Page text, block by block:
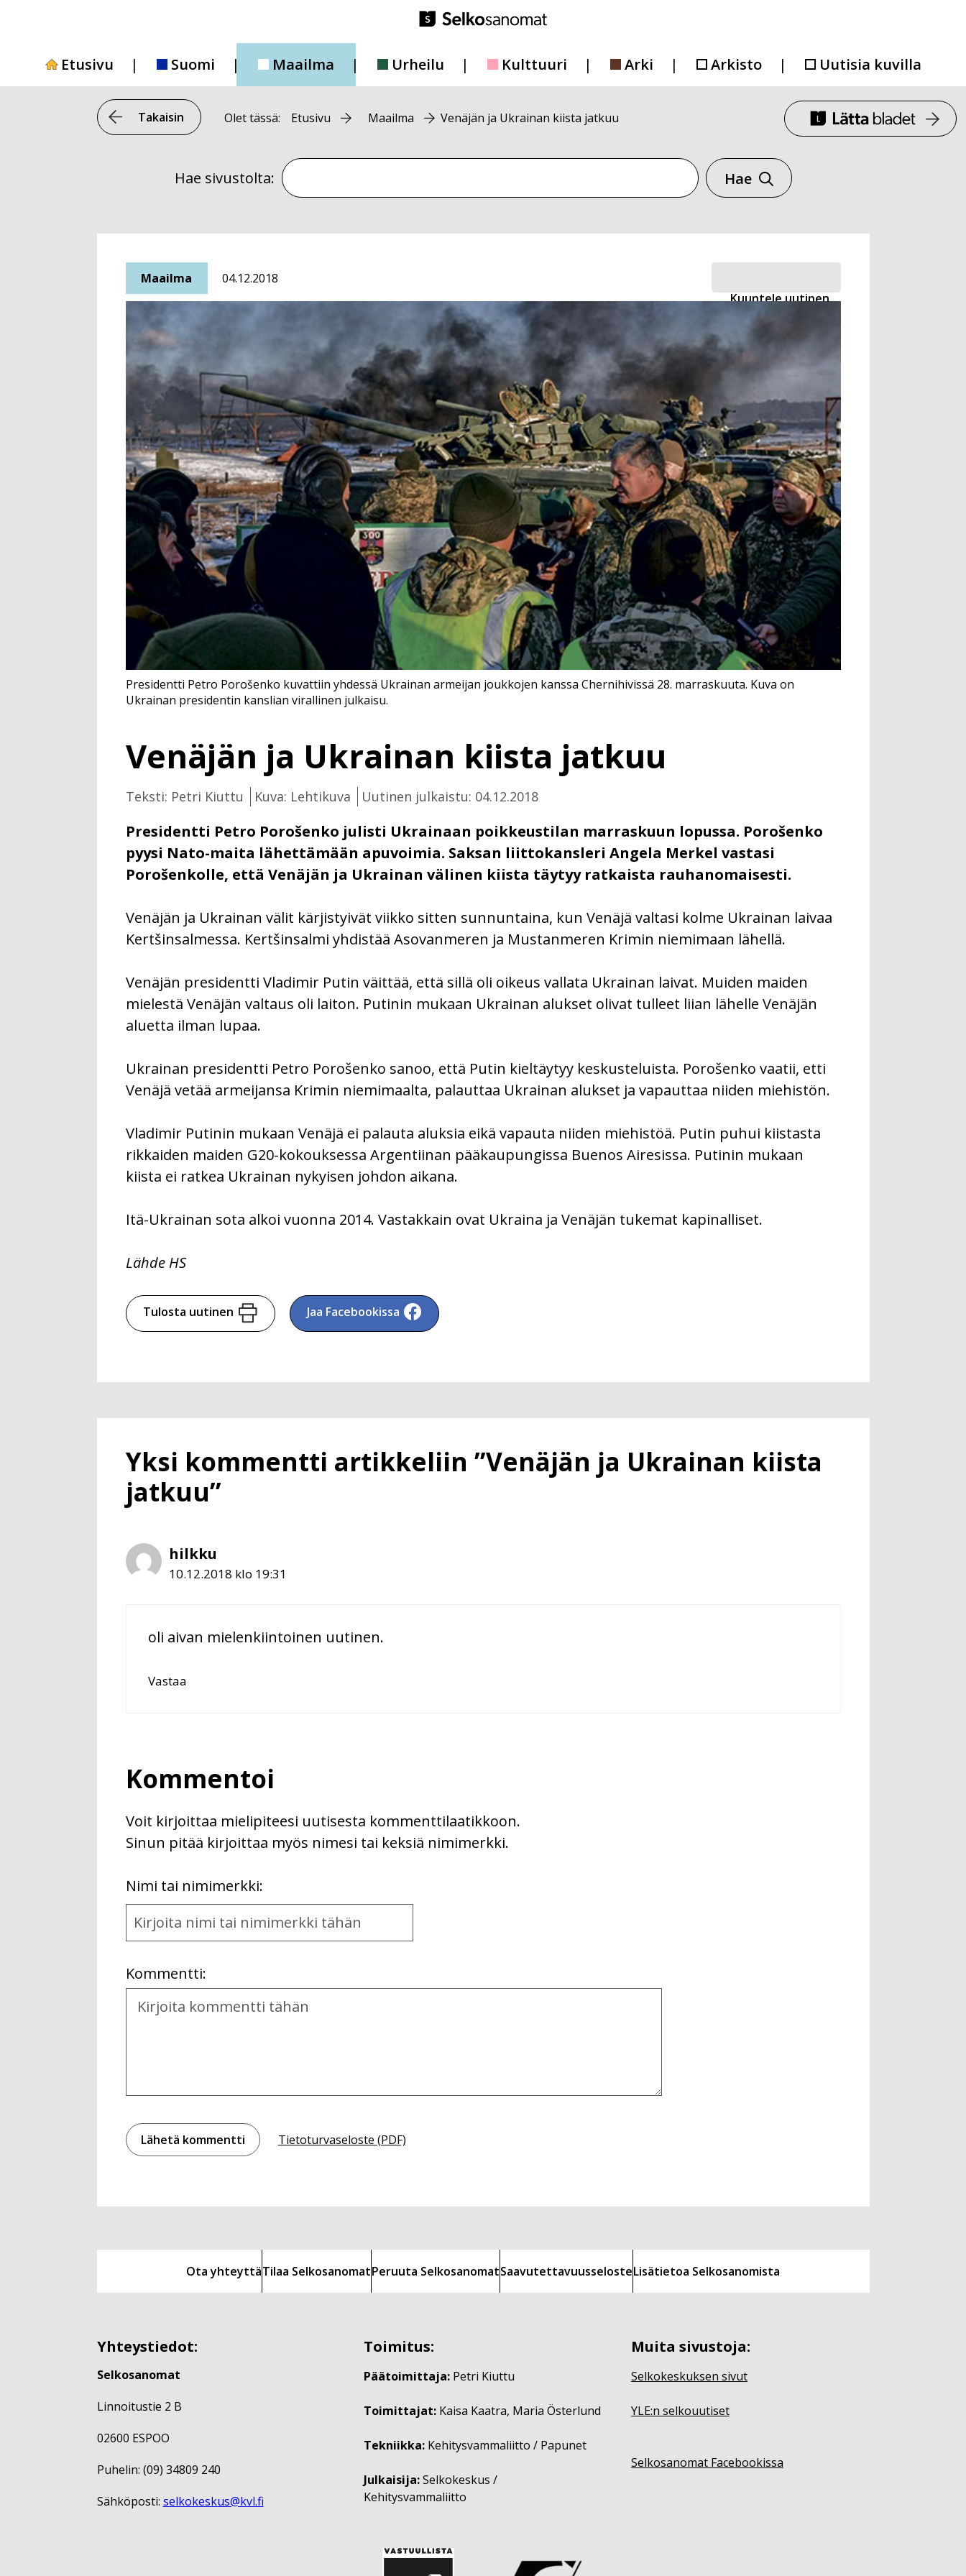
Etusivu
Suomi Maailma Urheilu Kulttuuri Arki Arkisto Uutisia kuvilla
Takaisin Olet tässä: Etusivu Maailma Venäjän ja Ukrainan kiista jatkuu
Hae sivustolta: Hae sivustolta
Hae
Kuuntele uutinen
Maailma 04.12.2018
Venäjän ja Ukrainan kiista jatkuu
Teksti: Petri Kiuttu Kuva: Lehtikuva Uutinen julkaistu: 04.12.2018
Presidentti Petro Porošenko julisti Ukrainaan poikkeustilan marraskuun lopussa. Porošenko
pyysi Nato-maita lähettämään apuvoimia. Saksan liittokansleri Angela Merkel vastasi
Porošenkolle, että Venäjän ja Ukrainan välinen kiista täytyy ratkaista rauhanomaisesti.
Presidentti Petro Porošenko kuvattiin yhdessä Ukrainan armeijan joukkojen kanssa Chernihivissä 28. marraskuuta. Kuva on
Ukrainan presidentin kanslian virallinen julkaisu.
Venäjän ja Ukrainan välit kärjistyivät viikko sitten sunnuntaina, kun Venäjä valtasi kolme Ukrainan laivaa
Kertšinsalmessa. Kertšinsalmi yhdistää Asovanmeren ja Mustanmeren Krimin niemimaan lähellä.
Venäjän presidentti Vladimir Putin väittää, että sillä oli oikeus vallata Ukrainan laivat. Muiden maiden
mielestä Venäjän valtaus oli laiton. Putinin mukaan Ukrainan alukset olivat tulleet liian lähelle Venäjän
aluetta ilman lupaa.
Ukrainan presidentti Petro Porošenko sanoo, että Putin kieltäytyy keskusteluista. Porošenko vaatii, etti
Venäjä vetää armeijansa Krimin niemimaalta, palauttaa Ukrainan alukset ja vapauttaa niiden miehistön.
Vladimir Putinin mukaan Venäjä ei palauta aluksia eikä vapauta niiden miehistöä. Putin puhui kiistasta
rikkaiden maiden G20-kokouksessa Argentiinan pääkaupungissa Buenos Airesissa. Putinin mukaan
kiista ei ratkea Ukrainan nykyisen johdon aikana.
Itä-Ukrainan sota alkoi vuonna 2014. Vastakkain ovat Ukraina ja Venäjän tukemat kapinalliset.
Lähde HS
Tulosta uutinen Jaa Facebookissa
Yksi kommentti artikkeliin ”Venäjän ja Ukrainan kiista
jatkuu”
hilkku
10.12.2018 klo 19:31
oli aivan mielenkiintoinen uutinen.
Vastaa
Kommentoi
Voit kirjoittaa mielipiteesi uutisesta kommenttilaatikkoon.
Sinun pitää kirjoittaa myös nimesi tai keksiä nimimerkki.
Nimi tai nimimerkki:First
Name
and
Kommentti:
Kommentti
Tietoturvaseloste (PDF)
Ota yhteyttäTilaa SelkosanomatPeruuta SelkosanomatSaavutettavuusselosteLisätietoa Selkosanomista
Yhteystiedot:
Selkosanomat
Linnoitustie 2 B
02600 ESPOO
Puhelin: (09) 34809 240
Sähköposti: selkokeskus@kvl.fi
Toimitus:
Päätoimittaja: Petri Kiuttu
Toimittajat: Kaisa Kaatra, Maria Österlund
Tekniikka: Kehitysvammaliitto / Papunet
Julkaisija:Selkokeskus /
Kehitysvammaliitto
Muita sivustoja:
Selkokeskuksen sivut
YLE:n selkouutiset
Selkosanomat Facebookissa